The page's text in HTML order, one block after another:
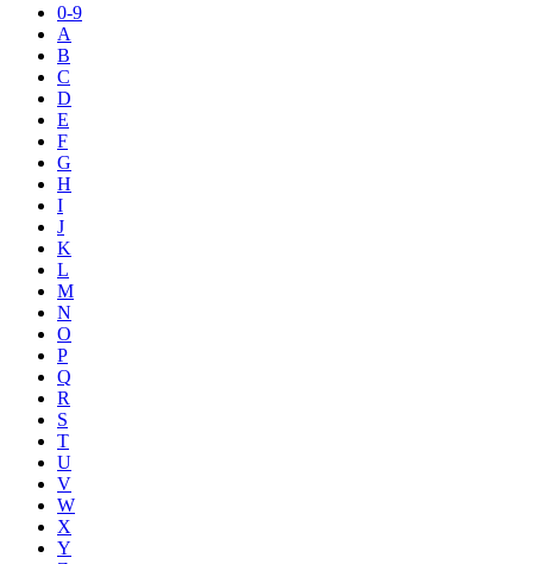
0-9
A
B
C
D
E
F
G
H
I
J
K
L
M
N
O
P
Q
R
S
T
U
V
W
X
Y